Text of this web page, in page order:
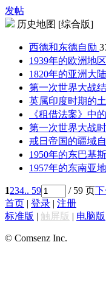
发帖
历史地图 [综合版]
西德和东德自励
1939年的欧洲地
1820年的亚洲大
第一次世界大战
英属印度时期的
《租借法案》中
第一次世界大战
戒日帝国的疆域
1950年的东巴基
1957年的东南亚
1234.. 59 / 59 页
首页 | 登录 | 注册
标准版 | 触屏版 | 电脑版
© Comsenz Inc.